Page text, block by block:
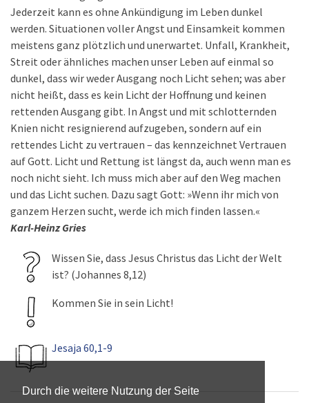
Durch die weitere Nutzung der Seite
Jederzeit kann es ohne Ankündigung im Leben dunkel
werden. Situationen voller Angst und Einsamkeit kommen
meistens ganz plötzlich und unerwartet. Unfall, Krankheit,
Streit oder ähnliches machen unser Leben auf einmal so
dunkel, dass wir weder Ausgang noch Licht sehen; was aber
nicht heißt, dass es kein Licht der Hoffnung und keinen
rettenden Ausgang gibt. In Angst und mit schlotternden
Knien nicht resignierend aufzugeben, sondern auf ein
rettendes Licht zu vertrauen – das kennzeichnet Vertrauen
auf Gott. Licht und Rettung ist längst da, auch wenn man es
noch nicht sieht. Ich muss mich aber auf den Weg machen
und das Licht suchen. Dazu sagt Gott: »Wenn ihr mich von
ganzem Herzen sucht, werde ich mich finden lassen.«
Karl-Heinz Gries
Wissen Sie, dass Jesus Christus das Licht der Welt
ist? (Johannes 8,12)
Kommen Sie in sein Licht!
Jesaja 60,1-9